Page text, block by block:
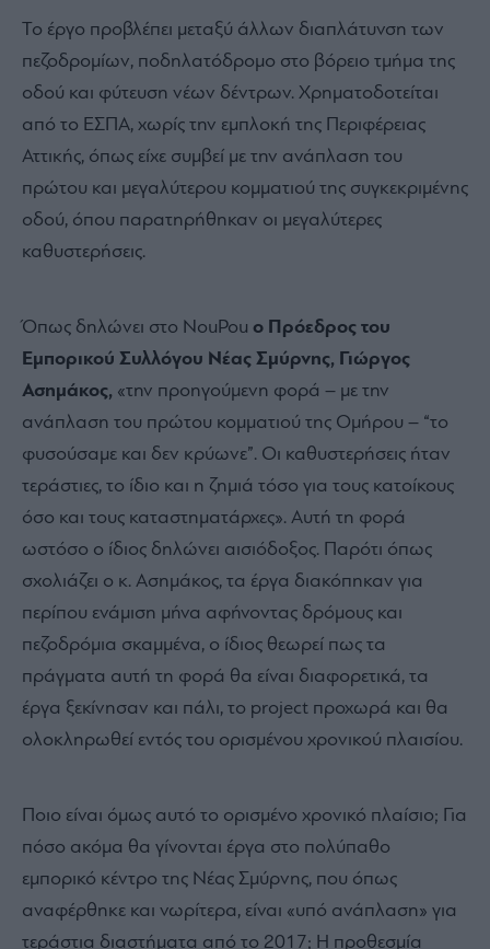
Το έργο προβλέπει μεταξύ άλλων διαπλάτυνση των
πεζοδρομίων, ποδηλατόδρομο στο βόρειο τμήμα της
οδού και φύτευση νέων δέντρων. Χρηματοδοτείται
από το ΕΣΠΑ, χωρίς την εμπλοκή της Περιφέρειας
Αττικής, όπως είχε συμβεί με την ανάπλαση του
πρώτου και μεγαλύτερου κομματιού της συγκεκριμένης
οδού, όπου παρατηρήθηκαν οι μεγαλύτερες
καθυστερήσεις.
Όπως δηλώνει στο NouPou ο Πρόεδρος του
Εμπορικού Συλλόγου Νέας Σμύρνης, Γιώργος
Ασημάκος, «την προηγούμενη φορά – με την
ανάπλαση του πρώτου κομματιού της Ομήρου – “το
φυσούσαμε και δεν κρύωνε”. Οι καθυστερήσεις ήταν
τεράστιες, το ίδιο και η ζημιά τόσο για τους κατοίκους
όσο και τους καταστηματάρχες». Αυτή τη φορά
ωστόσο ο ίδιος δηλώνει αισιόδοξος. Παρότι όπως
σχολιάζει ο κ. Ασημάκος, τα έργα διακόπηκαν για
περίπου ενάμιση μήνα αφήνοντας δρόμους και
πεζοδρόμια σκαμμένα, ο ίδιος θεωρεί πως τα
πράγματα αυτή τη φορά θα είναι διαφορετικά, τα
έργα ξεκίνησαν και πάλι, το project προχωρά και θα
ολοκληρωθεί εντός του ορισμένου χρονικού πλαισίου.
Ποιο είναι όμως αυτό το ορισμένο χρονικό πλαίσιο; Για
πόσο ακόμα θα γίνονται έργα στο πολύπαθο
εμπορικό κέντρο της Νέας Σμύρνης, που όπως
αναφέρθηκε και νωρίτερα, είναι «υπό ανάπλαση» για
τεράστια διαστήματα από το 2017; Η προθεσμία